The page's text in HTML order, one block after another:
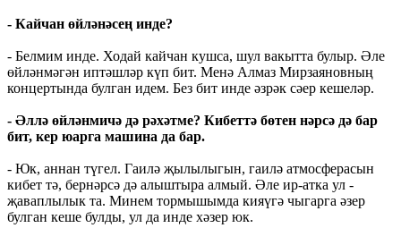
- Кайчан өйләнәсең инде?
- Белмим инде. Ходай кайчан кушса, шул вакытта булыр. Әле
өйләнмәгән иптәшләр күп бит. Менә Алмаз Мирзаяновның
концертында булган идем. Без бит инде әзрәк сәер кешеләр.
- Әллә өйләнмичә дә рәхәтме? Кибеттә бөтен нәрсә дә бар
бит, кер юарга машина да бар.
- Юк, аннан түгел. Гаилә җылылыгын, гаилә атмосферасын
кибет тә, бернәрсә дә алыштыра алмый. Әле ир-атка ул -
җаваплылык та. Минем тормышымда кияүгә чыгарга әзер
булган кеше булды, ул да инде хәзер юк.